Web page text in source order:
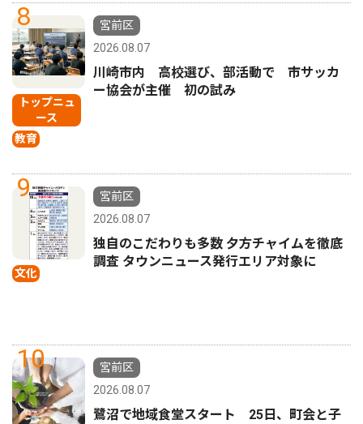
8
トップニュ
ース
教育
宮前区
2026.08.07
川崎市内 高校選び、部活動で 市サッカ
ー協会が主催 初の試み
9
文化
宮前区
2026.08.07
独自のこだわりも多数 夕方チャイムを徹底
調査 タウンニュース発行エリア対象に
10
宮前区
2026.08.07
鷺沼で地域食堂スタート 25日、町会と子